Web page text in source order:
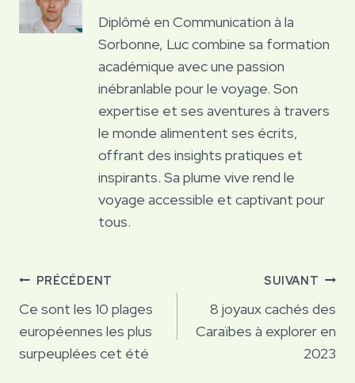
Diplômé en Communication à la
Sorbonne, Luc combine sa formation
académique avec une passion
inébranlable pour le voyage. Son
expertise et ses aventures à travers
le monde alimentent ses écrits,
offrant des insights pratiques et
inspirants. Sa plume vive rend le
voyage accessible et captivant pour
tous.
Navigation
de
l’article
PRÉCÉDENT
Ce sont les 10 plages
européennes les plus
surpeuplées cet été
SUIVANT
8 joyaux cachés des
Caraïbes à explorer en
2023